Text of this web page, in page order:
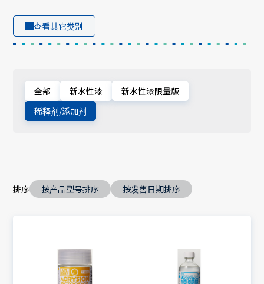
查看其它类别
全部 新水性漆
新水性漆限量版
稀释剂/添加剂
排序 按产品型号排序 按发售日期排序